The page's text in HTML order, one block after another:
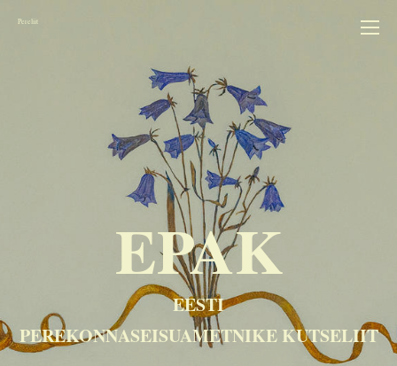
Pereliit
EPAK
EESTI
PEREKONNASEISUAMETNIKE KUTSELIIT